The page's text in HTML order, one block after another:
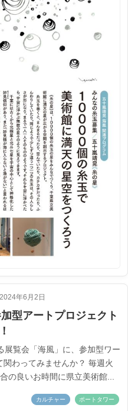
2024年6月2日
型アートプロジェクト
展覧会「海風」に、参加型ワー
わってみませんか？ 毎週火
の良いお時間に県立美術館...
カルチャー ポートタワー